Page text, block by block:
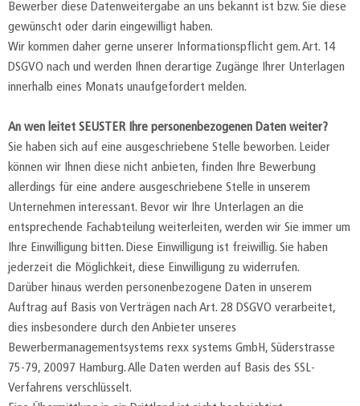
Bewerber diese Datenweitergabe an uns bekannt ist bzw. Sie diese
gewünscht oder darin eingewilligt haben.
Wir kommen daher gerne unserer Informationspflicht gem. Art. 14
DSGVO nach und werden Ihnen derartige Zugänge Ihrer Unterlagen
innerhalb eines Monats unaufgefordert melden.
An wen leitet SEUSTER Ihre personenbezogenen Daten weiter?
Sie haben sich auf eine ausgeschriebene Stelle beworben. Leider
können wir Ihnen diese nicht anbieten, finden Ihre Bewerbung
allerdings für eine andere ausgeschriebene Stelle in unserem
Unternehmen interessant. Bevor wir Ihre Unterlagen an die
entsprechende Fachabteilung weiterleiten, werden wir Sie immer um
Ihre Einwilligung bitten. Diese Einwilligung ist freiwillig. Sie haben
jederzeit die Möglichkeit, diese Einwilligung zu widerrufen.
Darüber hinaus werden personenbezogene Daten in unserem
Auftrag auf Basis von Verträgen nach Art. 28 DSGVO verarbeitet,
dies insbesondere durch den Anbieter unseres
Bewerbermanagementsystems rexx systems GmbH, Süderstrasse
75-79, 20097 Hamburg. Alle Daten werden auf Basis des SSL-
Verfahrens verschlüsselt.